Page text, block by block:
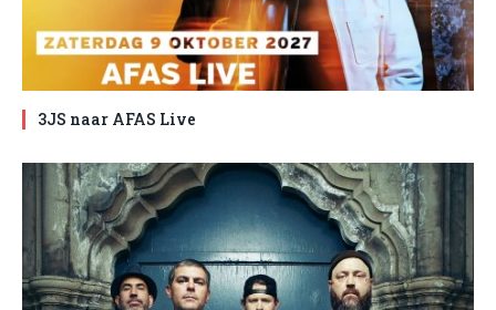
3JS naar AFAS Live